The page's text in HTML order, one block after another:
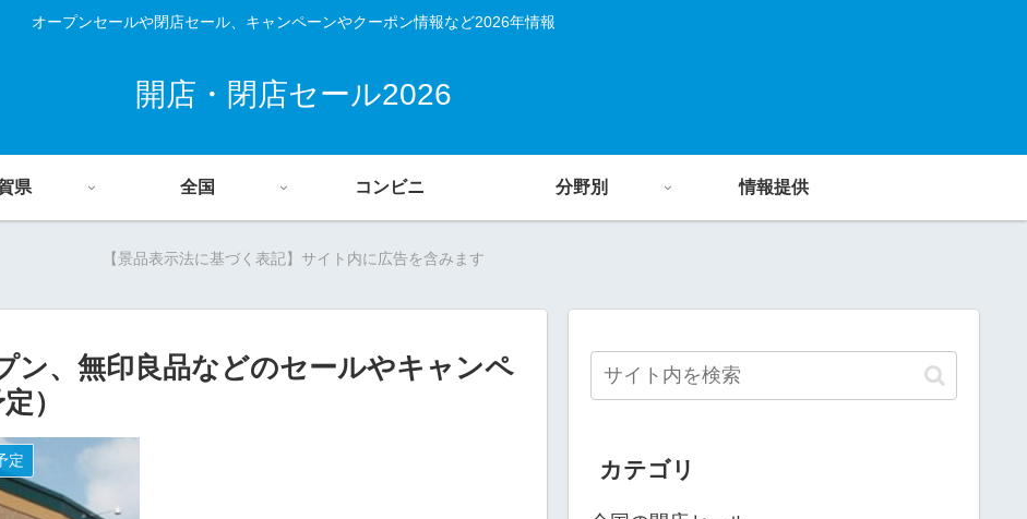
オープンセールや閉店セール、キャンペーンやクーポン情報など2026年情報
開店・閉店セール2026
県 全国 コンビニ 分野別 情報提供
【景品表示法に基づく表記】サイト内に広告を含みます
ン、無印良品などのセールやキャンペ
）
定 カテゴリ